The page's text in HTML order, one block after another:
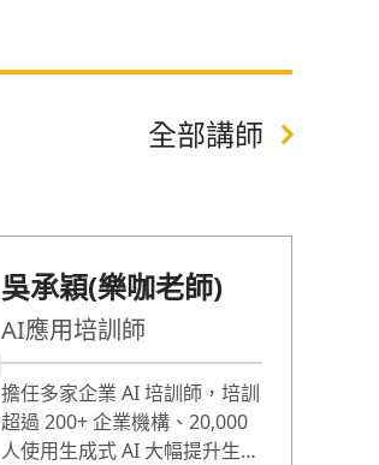
全部講師
吳承穎(樂咖老師)
AI應用培訓師
擔任多家企業 AI 培訓師，培訓
超過 200+ 企業機構、20,000
人使用生成式 AI 大幅提升生產